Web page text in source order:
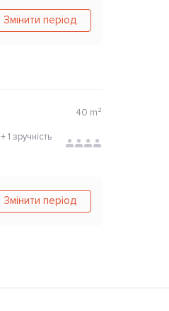
Змінити період
40 m²
+1 зручність
Змінити період